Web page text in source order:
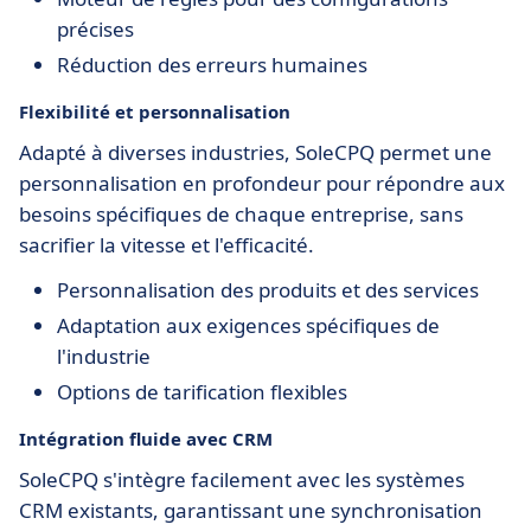
précises
Réduction des erreurs humaines
Flexibilité et personnalisation
Adapté à diverses industries, SoleCPQ permet une
personnalisation en profondeur pour répondre aux
besoins spécifiques de chaque entreprise, sans
sacrifier la vitesse et l'efficacité.
Personnalisation des produits et des services
Adaptation aux exigences spécifiques de
l'industrie
Options de tarification flexibles
Intégration fluide avec CRM
SoleCPQ s'intègre facilement avec les systèmes
CRM existants, garantissant une synchronisation